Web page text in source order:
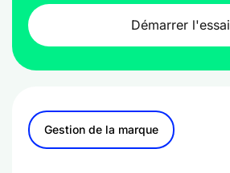
Démarrer l'essai
Gestion de la marque